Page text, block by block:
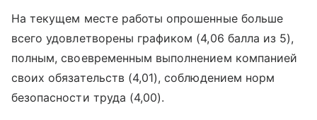
На текущем месте работы опрошенные больше
всего удовлетворены графиком (4,06 балла из 5),
полным, своевременным выполнением компанией
своих обязательств (4,01), соблюдением норм
безопасности труда (4,00).